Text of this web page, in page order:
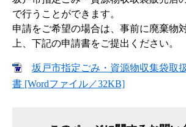
で行うことができます。
申請をご希望の場合は、事前に廃棄物
上、下記の申請書をご提出ください。
坂戸市指定ごみ・資源物収集袋取
書 [Wordファイル／32KB]